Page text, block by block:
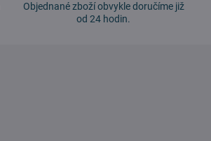
Objednané zboží obvykle doručíme již
od 24 hodin.